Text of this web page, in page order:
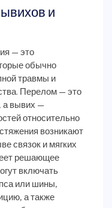
и
— это
обычно
травмы и
Перелом — это
а вывих —
относительно
возникают
связок и мягких
решающее
включать
или шины,
а также